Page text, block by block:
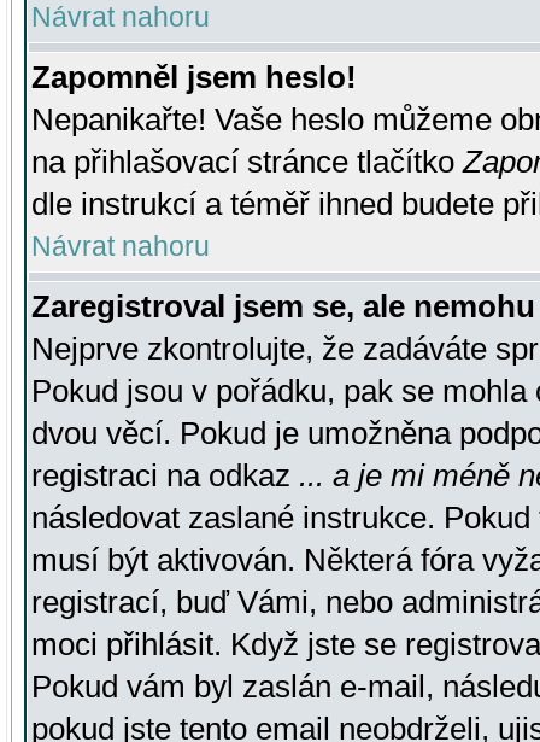
Návrat nahoru
Zapomněl jsem heslo!
Nepanikařte! Vaše heslo můžeme
na přihlašovací stránce tlačítko
dle instrukcí a téměř ihned budete
Návrat nahoru
Zaregistroval jsem se, ale
Nejprve zkontrolujte, že zadáváte
Pokud jsou v pořádku, pak se
dvou věcí. Pokud je umožněna
registraci na odkaz ... a je mi méně
následovat zaslané instrukce.
musí být aktivován. Některá fóra
registrací, buď Vámi, nebo
moci přihlásit. Když jste se
Pokud vám byl zaslán e-mail,
pokud jste tento email neobdrželi,